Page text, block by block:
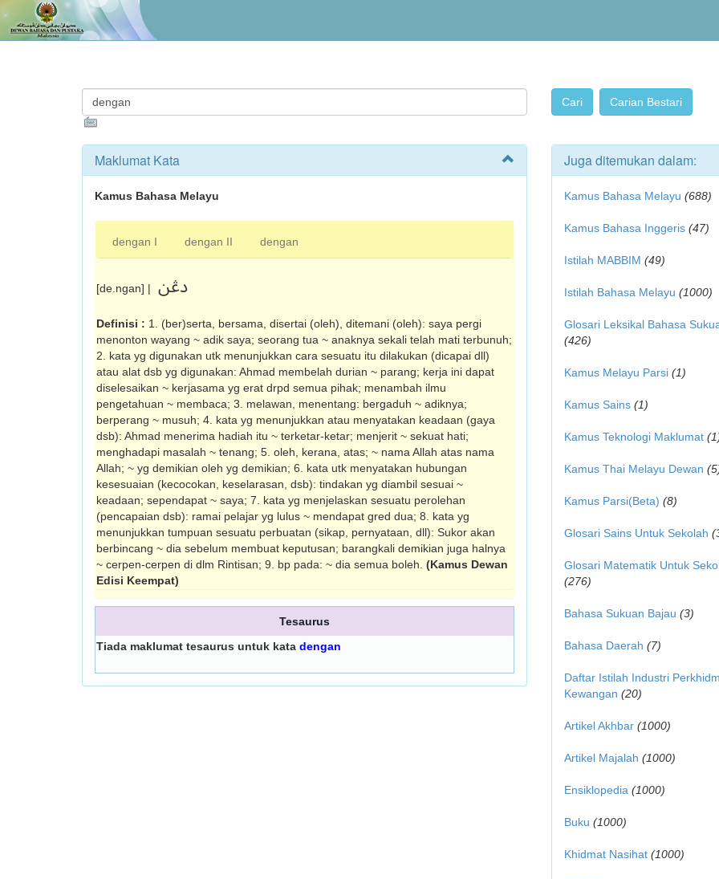
Maklumat Kata
Kamus Bahasa Melayu
dengan I dengan II dengan
[de.ngan] | دڠن
Definisi : 1. (ber)serta, bersama, disertai (oleh), ditemani (oleh): saya pergi
menonton wayang ~ adik saya; seorang tua ~ anaknya sekali telah mati terbunuh;
2. kata yg digunakan utk menunjukkan cara sesuatu itu dilakukan (dicapai dll)
atau alat dsb yg digunakan: Ahmad membelah durian ~ parang; kerja ini dapat
diselesaikan ~ kerjasama yg erat drpd semua pihak; me­nambah ilmu
pengetahuan ~ membaca; 3. melawan, menentang: bergaduh ~ adiknya;
berperang ~ musuh; 4. kata yg menunjukkan atau menyatakan keadaan (gaya
dsb): Ahmad menerima hadiah itu ~ terketar-ketar; men­jerit ~ sekuat hati;
menghadapi masalah ~ tenang; 5. oleh, kerana, atas; ~ nama Allah atas nama
Allah; ~ yg demikian oleh yg demikian; 6. kata utk menyatakan hubungan
kesesuaian (ke­cocokan, keselarasan, dsb): tindakan yg diambil sesuai ~
keadaan; sependapat ~ saya; 7. kata yg menjelaskan sesuatu perolehan
(pencapaian dsb): ramai pelajar yg lulus ~ mendapat gred dua; 8. kata yg
menunjukkan tumpuan sesuatu perbuatan (sikap, pernyataan, dll): Sukor akan
ber­bincang ~ dia sebelum membuat keputusan; barangkali demikian juga halnya
~ cerpen-cerpen di dlm Rintisan; 9. bp pada: ~ dia semua boleh. (Kamus Dewan
Edisi Keempat)
Tesaurus
Tiada maklumat tesaurus untuk kata dengan
Juga ditemukan dalam:
Kamus Bahasa Melayu (688)
Kamus Bahasa Inggeris (47)
Istilah MABBIM (49)
Istilah Bahasa Melayu (1000)
Glosari Leksikal Bahasa
(426)
Kamus Melayu Parsi (1)
Kamus Sains (1)
Kamus Teknologi Maklumat
Kamus Thai Melayu Dewan
Kamus Parsi(Beta) (8)
Glosari Sains Untuk Sekolah
Glosari Matematik Untuk
(276)
Bahasa Sukuan Bajau (3)
Bahasa Daerah (7)
Daftar Istilah Industri
Kewangan (20)
Artikel Akhbar (1000)
Artikel Majalah (1000)
Ensiklopedia (1000)
Buku (1000)
Khidmat Nasihat (1000)